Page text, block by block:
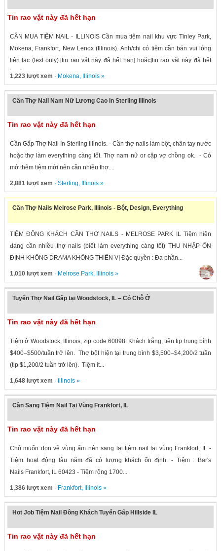
Tin rao vặt này đã hết hạn
CẦN MUA TIỆM NAIL - ILLINOIS Cần mua tiệm nail khu vực Tinley Park,
Mokena, Frankfort, New Lenox (Illinois). Anh/chị có tiệm cần bán vui lòng
liên lạc (text only):[tin rao vặt này đã hết hạn] hoặc[tin rao vặt này đã hết
hạn]
1,223 lượt xem · Mokena, Illinois»
Cần Thợ Nail Nam Nữ Lương Cao In Sterling Illinois
Tin rao vặt này đã hết hạn
Cần Gấp Thợ Nail In Sterling Illinois. - Cần thợ nails làm bột, chân tay nước
hoặc thợ làm everything càng tốt. Thợ nam nữ or cặp vợ chồng ok. - Có
mở thêm tiệm mới nên cần nhiều thợ....
2,881 lượt xem · Sterling, Illinois»
Cần Thợ Nails Melrose Park, Illinois - Bột, Design, Everything
TIỆM ĐÔNG KHÁCH CẦN THỢ NAILS - MELROSE PARK IL Tiệm hiện
đang cần nhiều thợ nails (biết làm everything càng tốt) THU NHẬP ỔN
ĐỊNH KHÔNG DRAMA KHÔNG THIÊN VỊ Đặc quyền : Đa phần...
1,010 lượt xem · Melrose Park, Illinois»
Tuyển Thợ Nail Gấp tại Woodstock, IL – Có Chỗ Ở
Tin rao vặt này đã hết hạn
Tiệm ở Woodstock, Illinois, zip code 60098. Khách trắng, tiền tip trung bình
$400–$500/tuần trở lên. Thợ bột hiện tại trung bình $3,500–$4,200/2 tuần
(tip $1,200/2 tuần trở lên). Tiệm ít...
1,648 lượt xem · Illinois»
Cần Sang Tiệm Nail Tại Vùng Frankfort, IL
Tin rao vặt này đã hết hạn
Chủ muốn dọn về vùng ấm nên sang lại tiệm nail tại vùng Frankfort, IL -
Tiệm hoạt động lâu năm đã có lượng khách ổn định. - Tiệm : Bar's
Nails Frankfort, IL 60423 - Tiệm rộng 1700...
1,386 lượt xem · Frankfort, Illinois»
Hot Job Tiệm Nail Đông Khách Tuyển Gấp Hillside IL
Tin rao vặt này đã hết hạn